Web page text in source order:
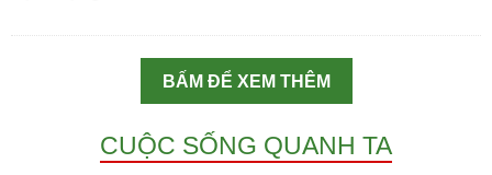
BẤM ĐỂ XEM THÊM
CUỘC SỐNG QUANH TA